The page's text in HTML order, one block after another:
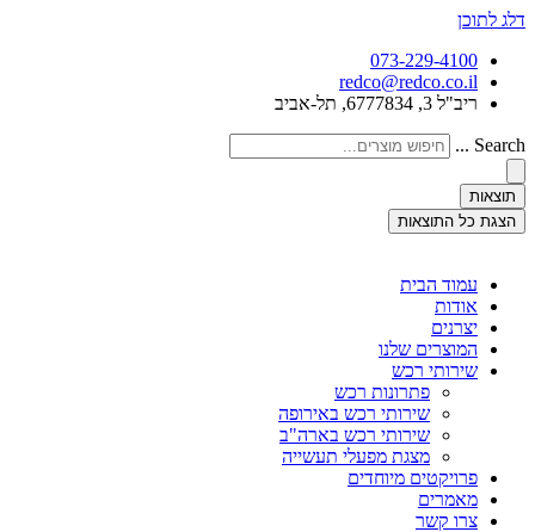
דלג לתוכן
073-229-4100
redco@redco.co.il
ריב"ל 3, 6777834, תל-אביב
Search ...
תוצאות
הצגת כל התוצאות
עמוד הבית
אודות
יצרנים
המוצרים שלנו
שירותי רכש
פתרונות רכש
שירותי רכש באירופה
שירותי רכש בארה"ב
מצגת מפעלי תעשייה
פרויקטים מיוחדים
מאמרים
צרו קשר